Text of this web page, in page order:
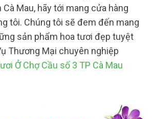
Mau, hãy tới mang cửa hàng
tôi. Chúng tôi sẽ đem đến mang
sản phẩm hoa tươi đẹp tuyệt
Thương Mại chuyên nghiệp
Ở Chợ Cầu số 3 TP Cà Mau